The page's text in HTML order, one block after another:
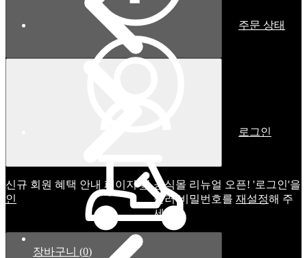
신규 회원 혜택 안내 페이지확
인
공식몰 리뉴얼 오픈! '로그인'을
눌러 비밀번호를 재설정해 주
세요.
주문 상태
로그인
장바구니 (0)